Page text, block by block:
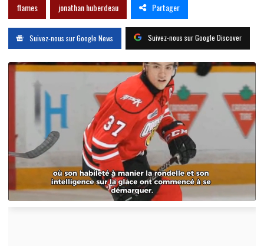
flames jonathan huberdeau Partager
Suivez-nous sur Google News Suivez-nous sur Google Discover